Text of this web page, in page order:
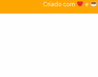
Criado com
e